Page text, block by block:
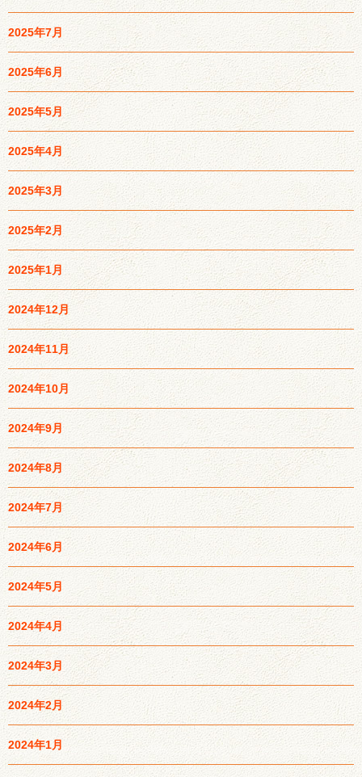
2025年7月
2025年6月
2025年5月
2025年4月
2025年3月
2025年2月
2025年1月
2024年12月
2024年11月
2024年10月
2024年9月
2024年8月
2024年7月
2024年6月
2024年5月
2024年4月
2024年3月
2024年2月
2024年1月